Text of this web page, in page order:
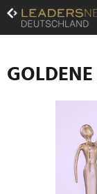
Zum
Inhalt
Zur
Navigation
Zur
Hauptnavigation